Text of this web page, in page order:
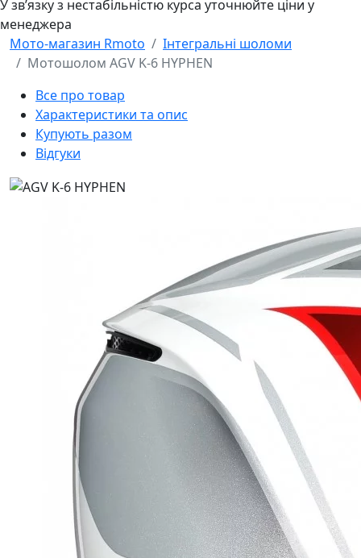
У звʼязку з нестабільністю курса уточнюйте ціни у
менеджера
Мото-магазин Rmoto
Інтегральні шоломи
Мотошолом AGV K-6 HYPHEN
Все про товар
Характеристики та опис
Купують разом
Відгуки